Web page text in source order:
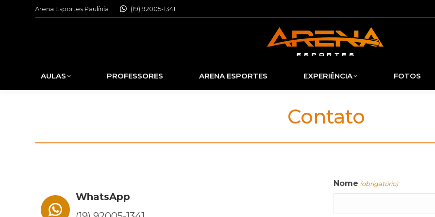
Arena Esportes Paulínia (19) 92005-1341
AULAS PROFESSORES ARENA ESPORTES EXPERIÊNCIA FOTOS
Contato
WhatsApp
Nome (obrigatório)